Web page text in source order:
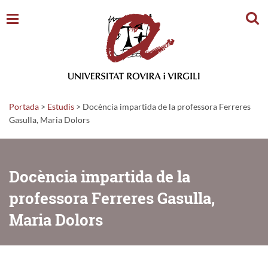
Portada > Estudis > Docència impartida de la professora Ferreres
Gasulla, Maria Dolors
Docència impartida de la
professora Ferreres Gasulla,
Maria Dolors